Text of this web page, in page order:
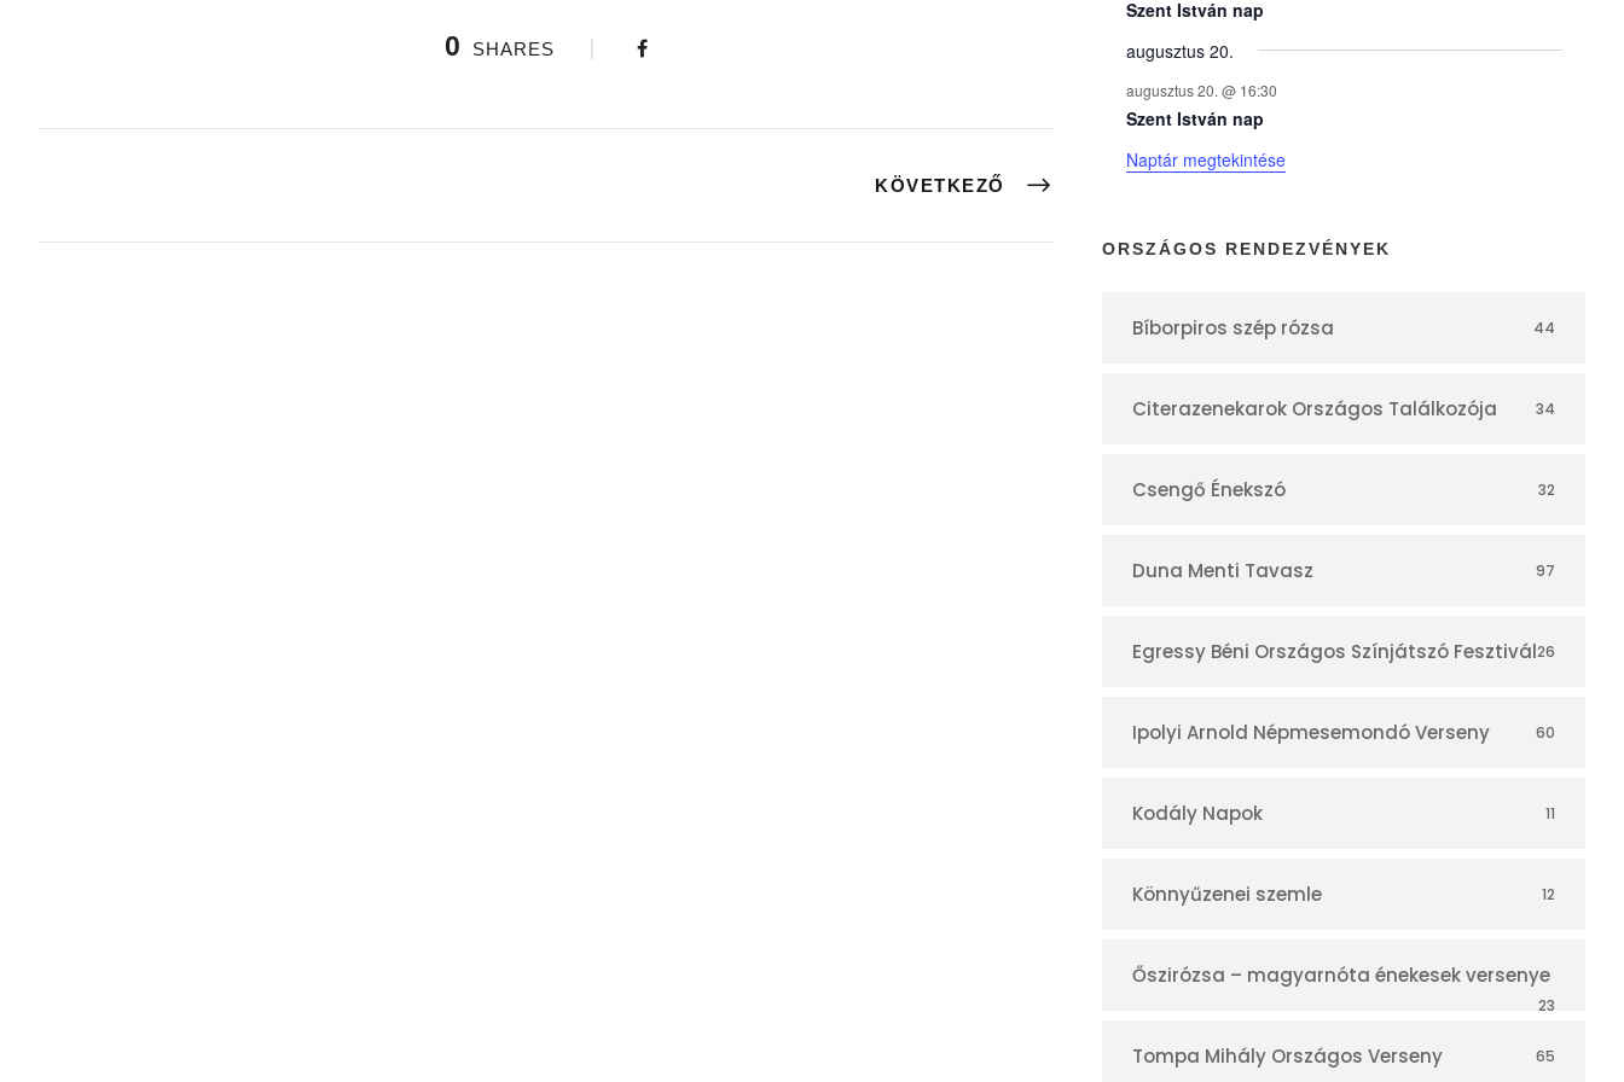
0 SHARES
KÖVETKEZŐ
y
e
k
n
a
á
r
Szent István nap
augusztus 20.
augusztus 20. @ 16:30
Szent István nap
Naptár megtekintése
ORSZÁGOS RENDEZVÉNYEK
Bíborpiros szép rózsa 44
Citerazenekarok Országos Találkozója 34
Csengő Énekszó 32
Duna Menti Tavasz 97
Egressy Béni Országos Színjátszó Fesztivál26
Ipolyi Arnold Népmesemondó Verseny 60
Kodály Napok 11
Könnyűzenei szemle 12
Őszirózsa – magyarnóta énekesek versenye
23
Tompa Mihály Országos Verseny 65